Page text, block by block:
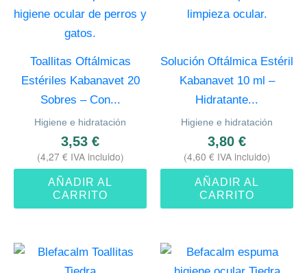
Toallitas Oftálmicas
Estériles Kabanavet 20
Sobres – Con...
Higiene e hidratación
3,53 €
(4,27 € IVA incluido)
AÑADIR AL
CARRITO
Solución Oftálmica Estéril
Kabanavet 10 ml –
Hidratante...
Higiene e hidratación
3,80 €
(4,60 € IVA incluido)
AÑADIR AL
CARRITO